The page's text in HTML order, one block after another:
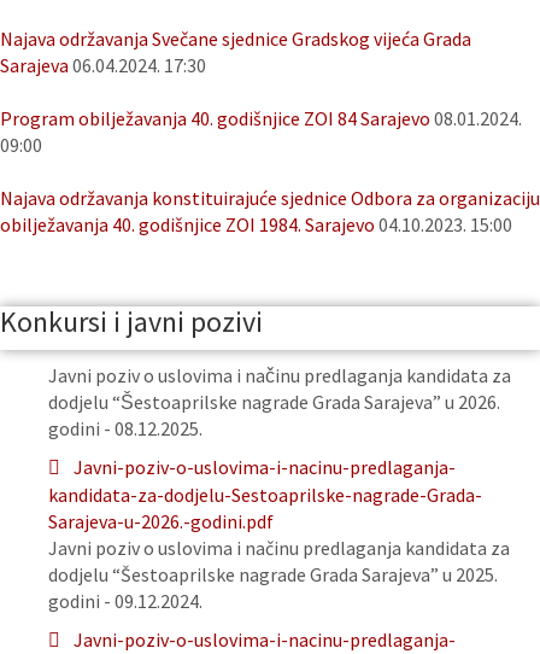
Najava održavanja Svečane sjednice Gradskog vijeća Grada
Sarajeva 06.04.2024. 17:30
Program obilježavanja 40. godišnjice ZOI 84 Sarajevo 08.01.2024.
09:00
Najava održavanja konstituirajuće sjednice Odbora za organizaciju
obilježavanja 40. godišnjice ZOI 1984. Sarajevo 04.10.2023. 15:00
Konkursi i javni pozivi
Javni poziv o uslovima i načinu predlaganja kandidata za
dodjelu “Šestoaprilske nagrade Grada Sarajeva” u 2026.
godini - 08.12.2025.
Javni-poziv-o-uslovima-i-nacinu-predlaganja-
kandidata-za-dodjelu-Sestoaprilske-nagrade-Grada-
Sarajeva-u-2026.-godini.pdf
Javni poziv o uslovima i načinu predlaganja kandidata za
dodjelu “Šestoaprilske nagrade Grada Sarajeva” u 2025.
godini - 09.12.2024.
Javni-poziv-o-uslovima-i-nacinu-predlaganja-